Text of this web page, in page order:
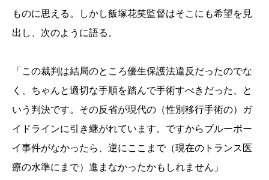
ものに思える。しかし飯塚花笑監督はそこにも希望を見
出し、次のように語る。
「この裁判は結局のところ優生保護法違反だったのでな
く、ちゃんと適切な手順を踏んで手術すべきだった、と
いう判決です。その反省が現代の（性別移行手術の）ガ
イドラインに引き継がれています。ですからブルーボー
イ事件がなかったら、逆にここまで（現在のトランス医
療の水準にまで）進まなかったかもしれません」